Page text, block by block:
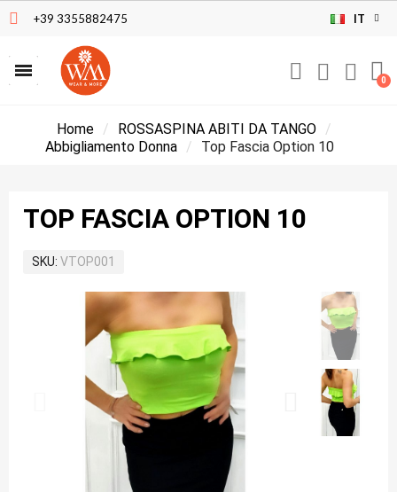
+39 3355882475 IT
Home
ROSSASPINA ABITI DA TANGO
Abbigliamento Donna
Top Fascia Option 10
TOP FASCIA OPTION 10
SKU VTOP001